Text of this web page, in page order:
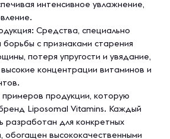
интенсивное увлажнение,
Средства, специально
с признаками старения
потеря упругости и увядание,
концентрации витаминов и
примеров продукции, которую
Liposomal Vitamins. Каждый
разработан для конкретных
обогащен высококачественными